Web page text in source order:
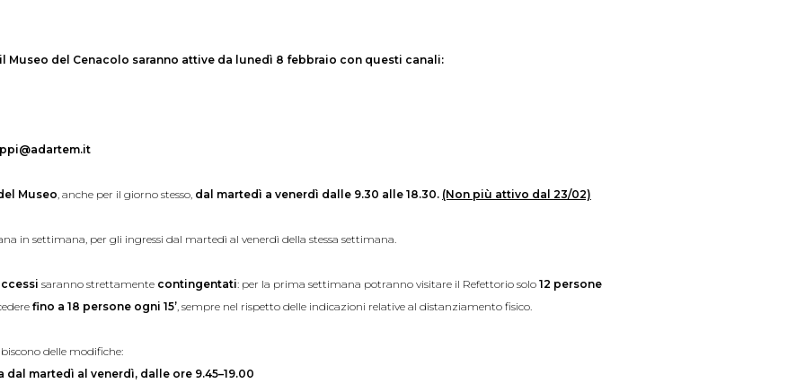
del Cenacolo saranno attive da lunedì 8 febbraio con questi canali:
Museo , anche per il giorno stesso, dal martedì a venerdì dalle 9.30 alle 18.30. (Non più attivo dal 23/02)
in settimana, per gli ingressi dal martedì al venerdì della stessa settimana.
saranno strettamente contingentati: per la prima settimana potranno visitare il Refettorio solo 12 persone
fino a 18 persone ogni 15’ , sempre nel rispetto delle indicazioni relative al distanziamento fisico.
delle modifiche:
martedì al venerdì, dalle ore 9.45–19.00